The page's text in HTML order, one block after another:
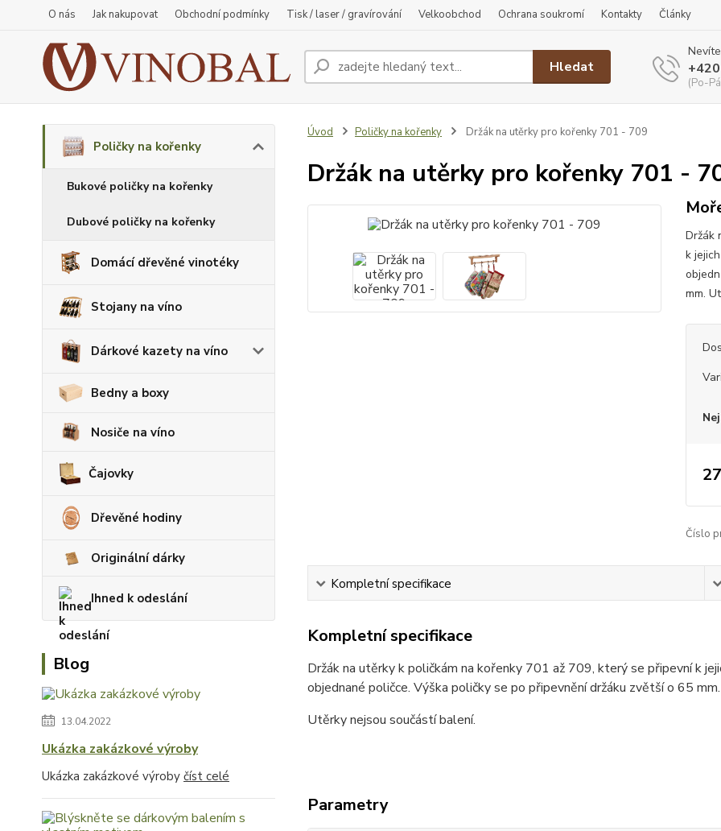
O nás Jak nakupovat Obchodní podmínky Tisk / laser / gravírování Velkoobchod Ochrana soukromí Kontakty Články
Hledat
(Po-
Poličky na kořenky
Bukové poličky na kořenky
Dubové poličky na kořenky
Domácí dřevěné vinotéky
Stojany na víno
Dárkové kazety na víno
Bedny a boxy
Nosiče na víno
Čajovky
Dřevěné hodiny
Originální dárky
Ihned k odeslání
Blog
13.04.2022
Ukázka zakázkové výroby
Ukázka zakázkové výroby číst celé
Úvod Poličky na kořenky Držák na utěrky pro kořenky 701 - 709
Držák na utěrky pro kořenky 701 -
Držák
k
mm.
Číslo
Kompletní specifikace
Kompletní specifikace
Držák na utěrky k poličkám na kořenky 701 až 709, který se připevní k
objednané poličce. Výška poličky se po připevnění držáku zvětší o 65 mm.
Utěrky nejsou součástí balení.
Parametry